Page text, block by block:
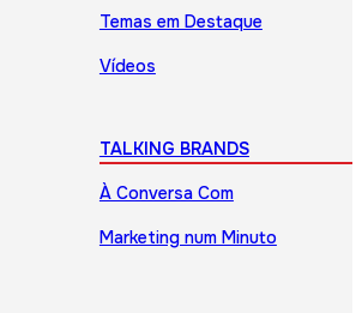
Temas em Destaque
Vídeos
TALKING BRANDS
À Conversa Com
Marketing num Minuto